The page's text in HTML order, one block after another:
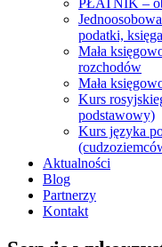
podatki,
Mała
rozchodów
Mała
Kurs
podstawowy)
Kurs języka
Aktualności
Blog
Partnerzy
Kontakt